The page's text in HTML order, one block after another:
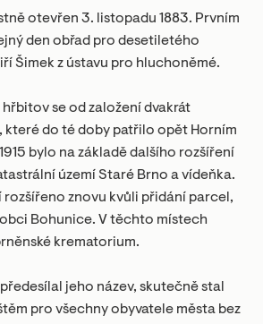
otevřen 3. listopadu 1883. Prvním
den obřad pro desetiletého
Šimek z ústavu pro hluchoněmé.
se od založení dvakrát
které do té doby patřilo opět Horním
bylo na základě dalšího rozšíření
území Staré Brno a vídeňka.
rozšířeno znovu kvůli přidání parcel,
Bohunice. V těchto místech
krematorium.
jeho název, skutečně stal
pro všechny obyvatele města bez